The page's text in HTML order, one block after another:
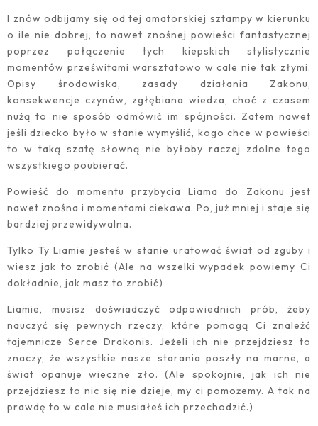
I znów odbijamy się od tej amatorskiej sztampy w kierunku
o ile nie dobrej, to nawet znośnej powieści fantastycznej
poprzez połączenie tych kiepskich stylistycznie
momentów prześwitami warsztatowo w cale nie tak złymi.
Opisy środowiska, zasady działania Zakonu,
konsekwencje czynów, zgłębiana wiedza, choć z czasem
nużą to nie sposób odmówić im spójności. Zatem nawet
jeśli dziecko było w stanie wymyślić, kogo chce w powieści
to w taką szatę słowną nie byłoby raczej zdolne tego
wszystkiego poubierać.
Powieść do momentu przybycia Liama do Zakonu jest
nawet znośna i momentami ciekawa. Po, już mniej i staje się
bardziej przewidywalna.
Tylko Ty Liamie jesteś w stanie uratować świat od zguby i
wiesz jak to zrobić (Ale na wszelki wypadek powiemy Ci
dokładnie, jak masz to zrobić)
Liamie, musisz doświadczyć odpowiednich prób, żeby
nauczyć się pewnych rzeczy, które pomogą Ci znaleźć
tajemnicze Serce Drakonis. Jeżeli ich nie przejdziesz to
znaczy, że wszystkie nasze starania poszły na marne, a
świat opanuje wieczne zło. (Ale spokojnie, jak ich nie
przejdziesz to nic się nie dzieje, my ci pomożemy. A tak na
prawdę to w cale nie musiałeś ich przechodzić.)